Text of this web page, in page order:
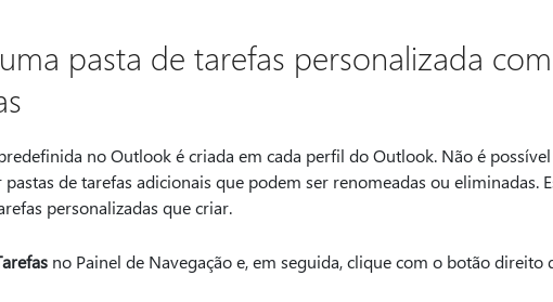
pasta de tarefas personalizada
no Outlook é criada em cada perfil do Outlook. Não é
pastas de tarefas adicionais que podem ser renomeadas ou eliminadas.
personalizadas que criar.
no Painel de Navegação e, em seguida, clique com o botão direito